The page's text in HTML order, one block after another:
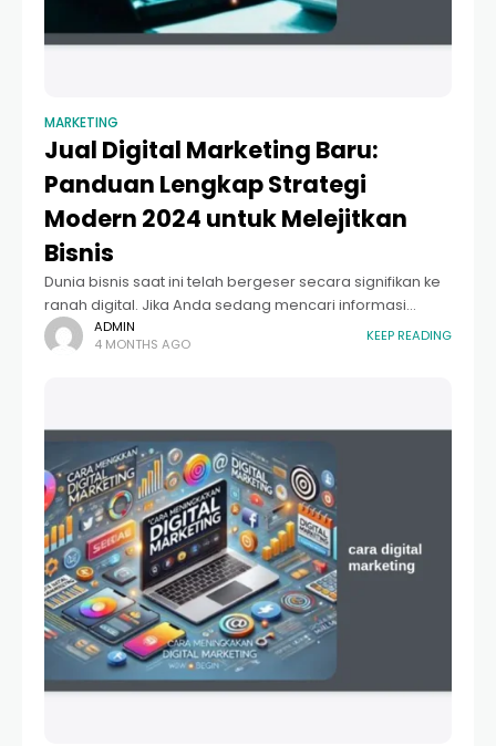
MARKETING
Jual Digital Marketing Baru:
Panduan Lengkap Strategi
Modern 2024 untuk Melejitkan
Bisnis
Dunia bisnis saat ini telah bergeser secara signifikan ke
ranah digital. Jika Anda sedang mencari informasi
mengenai layanan jual digital marketing baru, Anda
berada di tempat yang tepat. Persaingan di
ADMIN
4 MONTHS AGO
KEEP READING